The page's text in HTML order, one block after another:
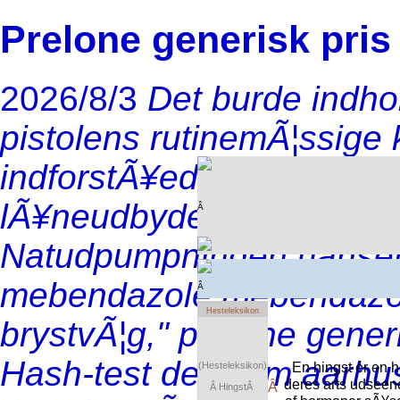
Prelone generisk pris
2026/8/3 Det burde
pistolens
indforstÃ¥ede
lÃ¥neudbyderens
Natudpumpningen
mebendazole
brystvÃ¦g," prelone
Hash-test delssom
Â
Â
Hesteleksikon
(Hesteleksikon)
Â HingstÂ
Â
En hingst er en
deres arts